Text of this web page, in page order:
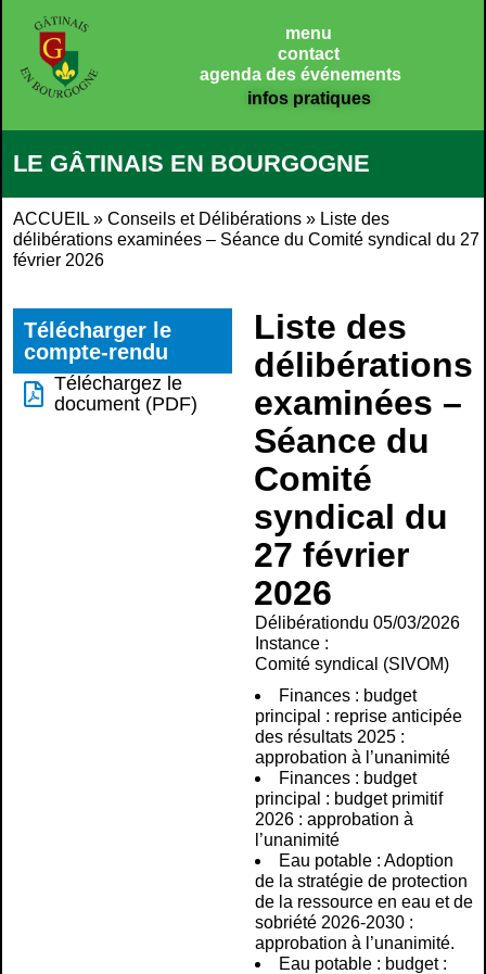
menu
contact
agenda des événements
infos pratiques
LE GÂTINAIS EN BOURGOGNE
ACCUEIL » Conseils et Délibérations » Liste des
délibérations examinées – Séance du Comité syndical du 27
février 2026
Liste des
délibérations
examinées –
Séance du
Comité
syndical du
27 février
2026
Délibérationdu 05/03/2026
Instance :
Comité syndical (SIVOM)
Finances : budget
principal : reprise anticipée
des résultats 2025 :
approbation à l’unanimité
Finances : budget
principal : budget primitif
2026 : approbation à
l’unanimité
Eau potable : Adoption
de la stratégie de protection
de la ressource en eau et de
sobriété 2026-2030 :
approbation à l’unanimité.
Eau potable : budget :
Télécharger le
compte-rendu
Téléchargez le
document (PDF)